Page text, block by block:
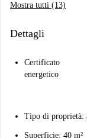
Mostra tutti (13)
Dettagli
Certificato
energetico
Tipo di proprietà:
Superficie: 40 m²